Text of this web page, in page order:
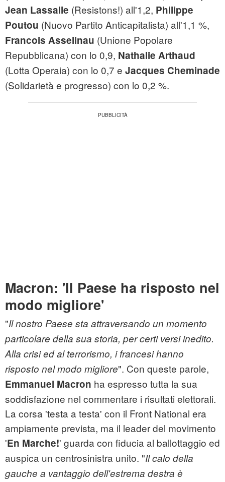
Jean Lassalle (Resistons!) all'1,2, Philippe
Poutou (Nuovo Partito Anticapitalista) all'1,1 %,
Francois Asselinau (Unione Popolare
Repubblicana) con lo 0,9, Nathalie Arthaud
(Lotta Operaia) con lo 0,7 e Jacques Cheminade
(Solidarietà e progresso) con lo 0,2 %.
Macron: 'Il Paese ha risposto nel
modo migliore'
"Il nostro Paese sta attraversando un momento
particolare della sua storia, per certi versi inedito.
Alla crisi ed al terrorismo, i francesi hanno
risposto nel modo migliore". Con queste parole,
Emmanuel Macron ha espresso tutta la sua
soddisfazione nel commentare i risultati elettorali.
La corsa 'testa a testa' con il Front National era
ampiamente prevista, ma il leader del movimento
'En Marche!' guarda con fiducia al ballottaggio ed
auspica un centrosinistra unito. "Il calo della
gauche a vantaggio dell'estrema destra è